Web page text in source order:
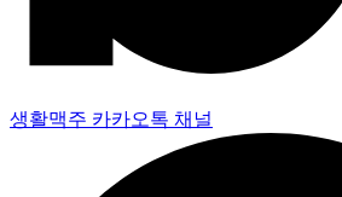
생활맥주 카카오톡 채널